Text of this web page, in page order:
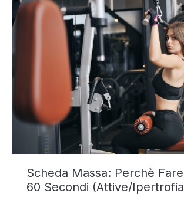
Scheda Massa: Perchè
60 Secondi (Attive/